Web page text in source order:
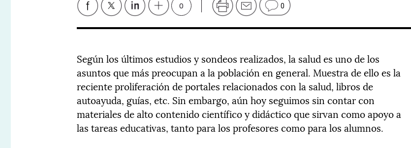
0 0
Según los últimos estudios y sondeos realizados, la salud es uno de los
asuntos que más preocupan a la población en general. Muestra de ello es la
reciente proliferación de portales relacionados con la salud, libros de
autoayuda, guías, etc. Sin embargo, aún hoy seguimos sin contar con
materiales de alto contenido científico y didáctico que sirvan como apoyo a
las tareas educativas, tanto para los profesores como para los alumnos.